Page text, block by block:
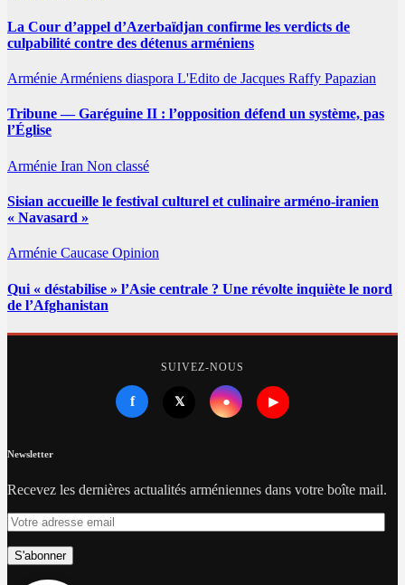
La Cour d’appel d’Azerbaïdjan confirme les verdicts de
culpabilité contre des détenus arméniens
Arménie Arméniens diaspora L'Edito de Jacques Raffy Papazian
Tribune — Garéguine II : l’opposition défend un système, pas
l’Église
Arménie Iran Non classé
Sisian accueille le festival culturel et culinaire arméno-iranien
« Navasard »
Arménie Caucase Opinion
Qui « déstabilise » l’Asie centrale ? Une révolte inquiète le nord
de l’Afghanistan
SUIVEZ-NOUS
f 𝕏 ● ▶
Newsletter
Recevez les dernières actualités arméniennes dans votre boîte mail.
Votre
adresse
email
S'abonner